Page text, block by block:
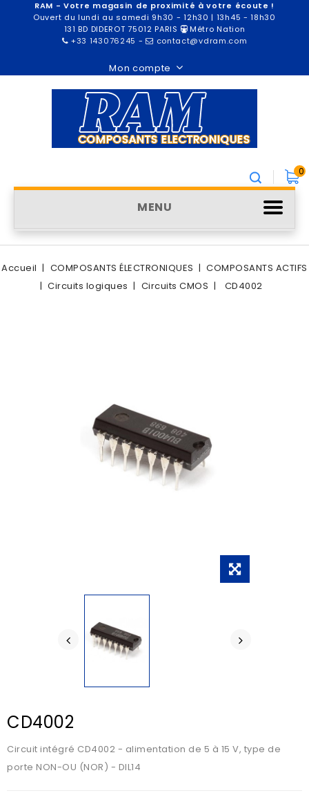
RAM - Votre magasin de proximité à votre écoute !
Ouvert du lundi au samedi 9h30 - 12h30 | 13h45 - 18h30
131 BD DIDEROT 75012 PARIS
Métro Nation
+33 143076245 - contact@vdram.com
Mon compte
0
MENU
Accueil COMPOSANTS ÉLECTRONIQUES
COMPOSANTS ACTIFS
Circuits logiques
Circuits CMOS CD4002
CD4002
Circuit intégré CD4002 - alimentation de 5 à 15 V, type de
porte NON-OU (NOR) - DIL14